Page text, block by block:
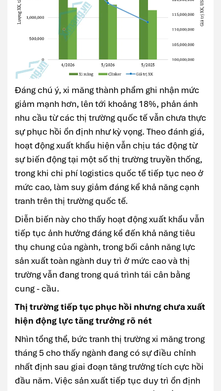
Đáng chú ý, xi măng thành phẩm ghi nhận mức
giảm mạnh hơn, lên tới khoảng 18%, phản ánh
nhu cầu từ các thị trường quốc tế vẫn chưa thực
sự phục hồi ổn định như kỳ vọng. Theo đánh giá,
hoạt động xuất khẩu hiện vẫn chịu tác động từ
sự biến động tại một số thị trường truyền thống,
trong khi chi phí logistics quốc tế tiếp tục neo ở
mức cao, làm suy giảm đáng kể khả năng cạnh
tranh trên thị trường quốc tế.
Diễn biến này cho thấy hoạt động xuất khẩu vẫn
tiếp tục ảnh hưởng đáng kể đến khả năng tiêu
thụ chung của ngành, trong bối cảnh năng lực
sản xuất toàn ngành duy trì ở mức cao và thị
trường vẫn đang trong quá trình tái cân bằng
cung - cầu.
Thị trường tiếp tục phục hồi nhưng chưa xuất
hiện động lực tăng trưởng rõ nét
Nhìn tổng thể, bức tranh thị trường xi măng trong
tháng 5 cho thấy ngành đang có sự điều chỉnh
nhất định sau giai đoạn tăng trưởng tích cực hồi
đầu năm. Việc sản xuất tiếp tục duy trì ổn định